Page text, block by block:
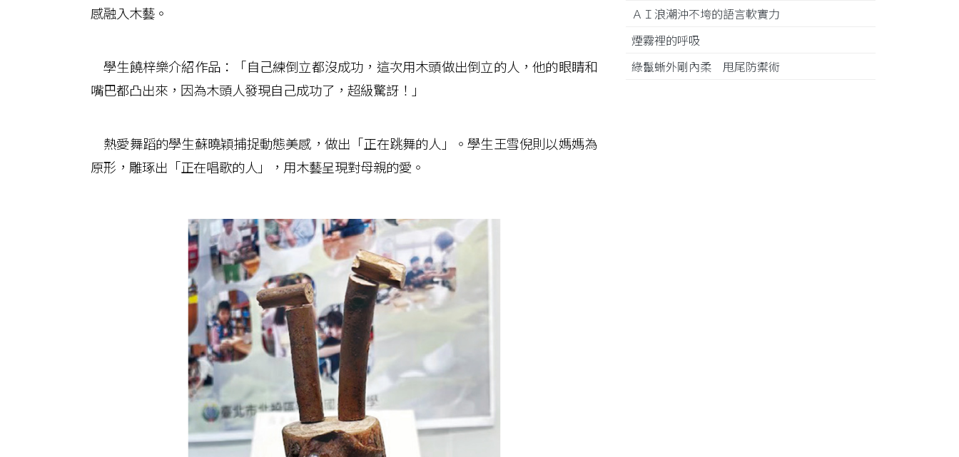
感融入木藝。
學生饒梓樂介紹作品：「自己練倒立都沒成功，這次用木頭做出倒立的人，他的眼睛和
嘴巴都凸出來，因為木頭人發現自己成功了，超級驚訝！」
熱愛舞蹈的學生蘇曉穎捕捉動態美感，做出「正在跳舞的人」。學生王雪倪則以媽媽為
原形，雕琢出「正在唱歌的人」，用木藝呈現對母親的愛。
ＡＩ浪潮沖不垮的語言軟實力
煙霧裡的呼吸
綠鬣蜥外剛內柔 甩尾防禦術